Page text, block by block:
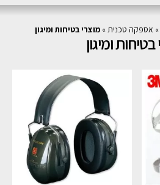
» אספקה טכנית» מוצרי בטיחות ומיגון
ומיגון